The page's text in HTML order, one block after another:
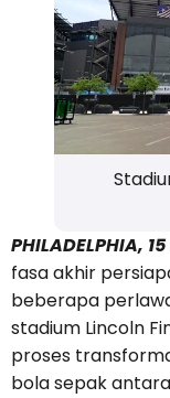
PHILADELPHIA,
fasa akhir
beberapa
stadium Lincoln
proses
bola sepak